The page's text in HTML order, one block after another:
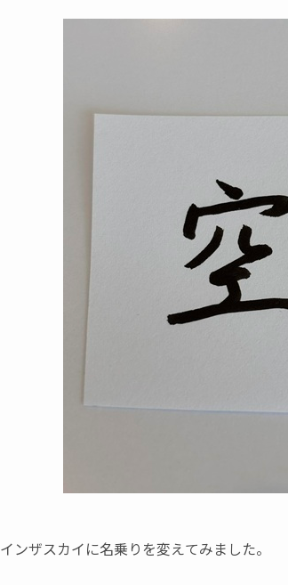
インザスカイに名乗りを変えてみました。